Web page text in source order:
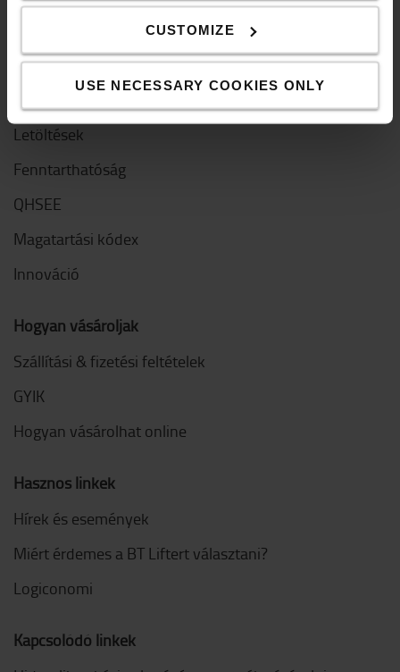
CUSTOMIZE
USE NECESSARY COOKIES ONLY
Kik vagyunk mi
Letöltések
Fenntarthatóság
QHSEE
Magatartási kódex
Innováció
Hogyan vásároljak
Szállítási & fizetési feltételek
GYIK
Hogyan vásárolhat online
Hasznos linkek
Hírek és események
Miért érdemes a BT Liftert választani?
Logiconomi
Kapcsolódó linkek